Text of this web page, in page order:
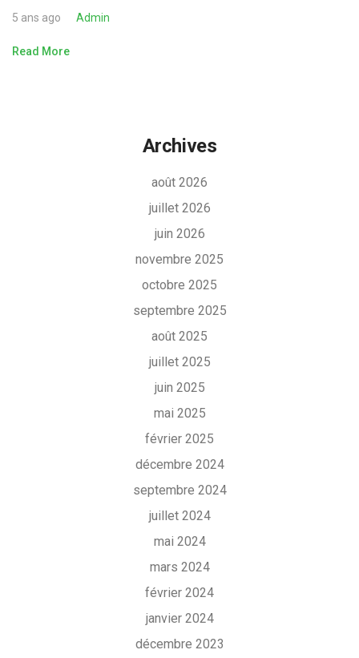
5 ans ago Admin
Read More
Archives
août 2026
juillet 2026
juin 2026
novembre 2025
octobre 2025
septembre 2025
août 2025
juillet 2025
juin 2025
mai 2025
février 2025
décembre 2024
septembre 2024
juillet 2024
mai 2024
mars 2024
février 2024
janvier 2024
décembre 2023